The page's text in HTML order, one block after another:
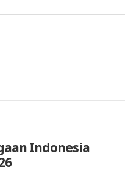
Indonesia